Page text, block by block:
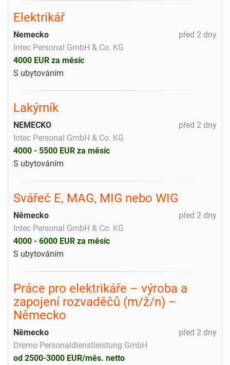
Elektrikář
před 2 dny
Nemecko
Intec Personal GmbH & Co. KG
4000 EUR za měsíc
S ubytováním
Lakýrník
před 2 dny
NEMECKO
Intec Personal GmbH & Co. KG
4000 - 5500 EUR za měsíc
S ubytováním
Svářeč E, MAG, MIG nebo WIG
před 2 dny
Německo
Intec Personal GmbH & Co. KG
4000 - 6000 EUR za měsíc
S ubytováním
Práce pro elektrikáře – výroba a
zapojení rozvaděčů (m/ž/n) –
Německo
před 2 dny
Německo
Dremo Personaldienstleistung GmbH
od 2500-3000 EUR/měs. netto